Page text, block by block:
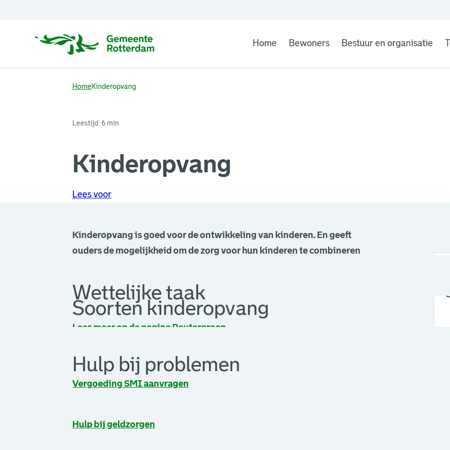
Home Bewoners Bestuur en organisatie
HomeKinderopvang
Leestijd: 6 min
Kinderopvang
Lees voor
Kinderopvang is goed voor de ontwikkeling van kinderen. En geeft
ouders de mogelijkheid om de zorg voor hun kinderen te combineren
Wettelijke taak
Soorten kinderopvang
Lees meer op de pagina Peutergroep
Hulp bij problemen
Vergoeding SMI aanvragen
Hulp bij geldzorgen